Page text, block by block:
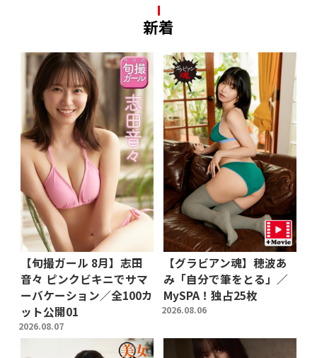
新着
【旬撮ガール 8月】志田
音々 ピンクビキニでサマ
ーバケーション／全100カ
ット公開01
2026.08.07
【グラビアン魂】穂波あ
み「自分で筆をとる」／
MySPA！独占25枚
2026.08.06